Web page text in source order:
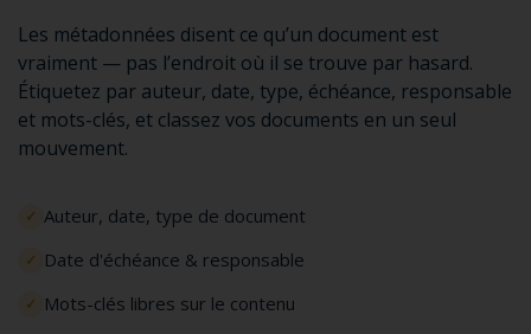
Les métadonnées disent ce qu’un document est
vraiment — pas l’endroit où il se trouve par hasard.
Étiquetez par auteur, date, type, échéance, responsable
et mots-clés, et classez vos documents en un seul
mouvement.
Auteur, date, type de document
Date d'échéance & responsable
Mots-clés libres sur le contenu